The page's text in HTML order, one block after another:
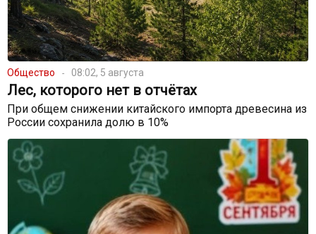
Общество 08:02, 5 августа
Лес, которого нет в отчётах
При общем снижении китайского импорта древесина из
России сохранила долю в 10%